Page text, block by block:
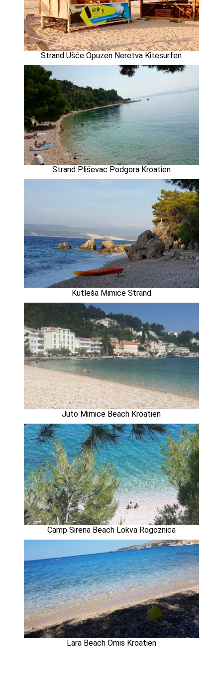
Strand Ušće Opuzen Neretva Kitesurfen
Strand Pliševac Podgora Kroatien
Kutleša Mimice Strand
Juto Mimice Beach Kroatien
Camp Sirena Beach Lokva Rogoznica
Lara Beach Omis Kroatien